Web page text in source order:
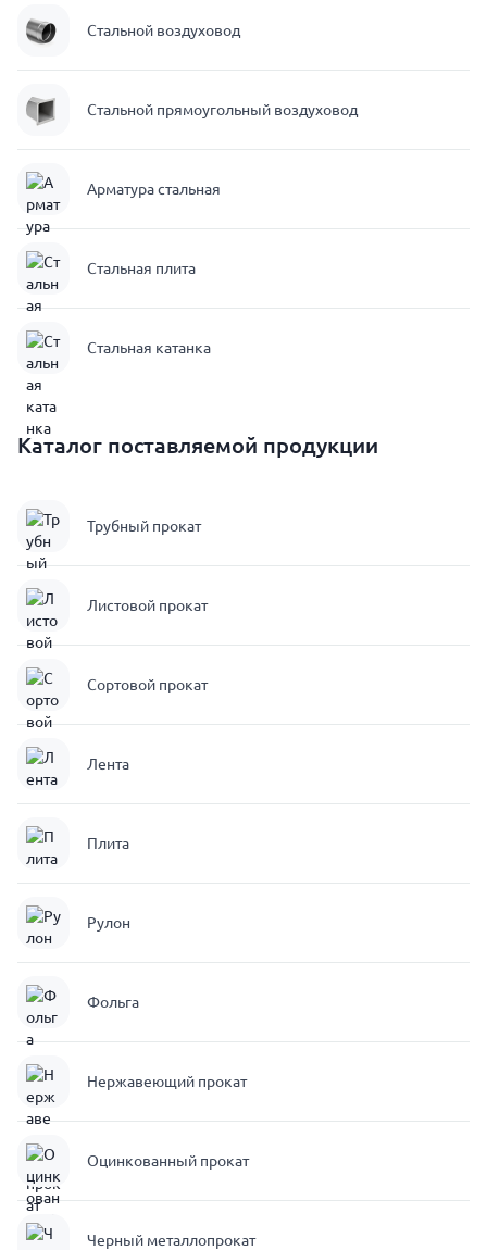
Стальной воздуховод
Стальной прямоугольный воздуховод
Арматура стальная
Стальная плита
Стальная катанка
Каталог поставляемой продукции
Трубный прокат
Листовой прокат
Сортовой прокат
Лента
Плита
Рулон
Фольга
Нержавеющий прокат
Оцинкованный прокат
Черный металлопрокат